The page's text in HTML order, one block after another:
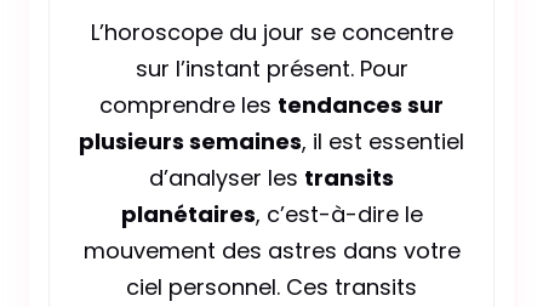
L’horoscope du jour se concentre
sur l’instant présent. Pour
comprendre les tendances sur
plusieurs semaines, il est essentiel
d’analyser les transits
planétaires, c’est-à-dire le
mouvement des astres dans votre
ciel personnel. Ces transits